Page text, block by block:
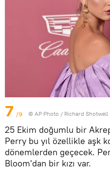
7 /9 © AP Photo / Richard Shotwell
25 Ekim doğumlu bir
Perry bu yıl özellikle aşk
dönemlerden geçecek.
Bloom'dan bir kızı var.